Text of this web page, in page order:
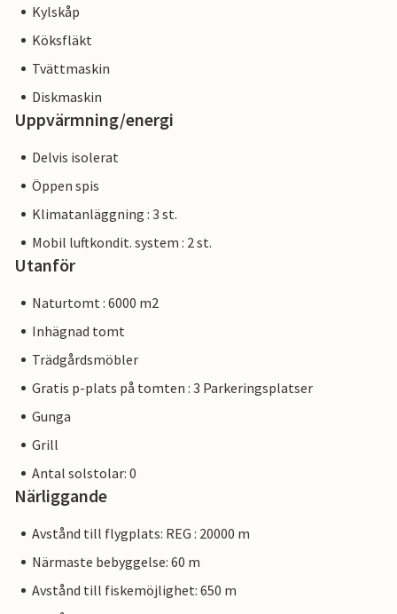
Kylskåp
Köksfläkt
Tvättmaskin
Diskmaskin
Uppvärmning/energi
Delvis isolerat
Öppen spis
Klimatanläggning : 3 st.
Mobil luftkondit. system : 2 st.
Utanför
Naturtomt : 6000 m2
Inhägnad tomt
Trädgårdsmöbler
Gratis p-plats på tomten : 3 Parkeringsplatser
Gunga
Grill
Antal solstolar: 0
Närliggande
Avstånd till flygplats: REG : 20000 m
Närmaste bebyggelse: 60 m
Avstånd till fiskemöjlighet: 650 m